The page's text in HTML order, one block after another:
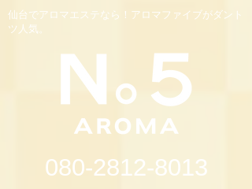
仙台でアロマエステなら！アロマファイブがダント
ツ人気。
080-2812-8013